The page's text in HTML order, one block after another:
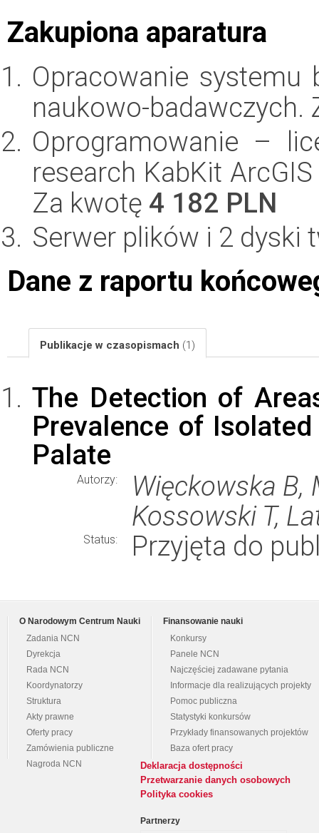
Zakupiona aparatura
Opracowanie systemu
naukowo-badawczych.
Oprogramowanie –
research KabKit
Za kwotę 4 182 PLN
Serwer plików i 2 dyski
Dane z raportu
Publikacje w czasopismach (1)
The Detection of
Prevalence of
Palate
Autorzy:
Więckowska B,
Kossowski T,
Status: Przyjęta do
O Narodowym Centrum Nauki
Zadania NCN
Dyrekcja
Rada NCN
Koordynatorzy
Struktura
Akty prawne
Oferty pracy
Zamówienia publiczne
Nagroda NCN
Finansowanie nauki
Konkursy
Panele NCN
Najczęściej zadawane pytania
Informacje dla realizujących projekty
Pomoc publiczna
Statystyki konkursów
Przykłady finansowanych projektów
Baza ofert pracy
Deklaracja dostępności
Przetwarzanie danych osobowych
Polityka cookies
Partnerzy